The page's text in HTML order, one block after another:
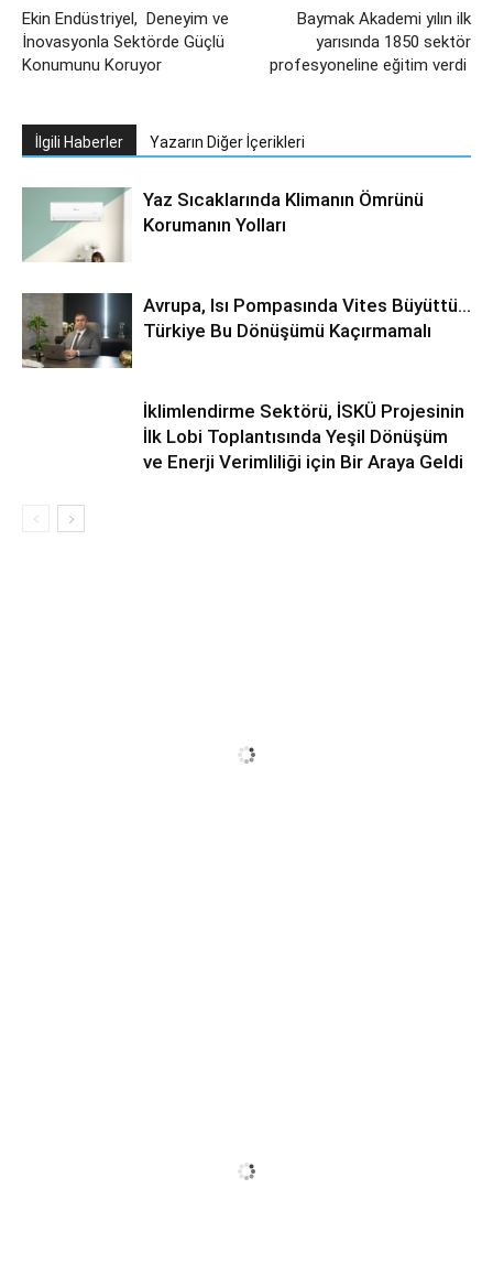
Ekin Endüstriyel, Deneyim ve
İnovasyonla Sektörde Güçlü
Konumunu Koruyor
Baymak Akademi yılın ilk
yarısında 1850 sektör
profesyoneline eğitim verdi
İlgili Haberler Yazarın Diğer İçerikleri
Yaz Sıcaklarında Klimanın Ömrünü
Korumanın Yolları
Avrupa, Isı Pompasında Vites Büyüttü…
Türkiye Bu Dönüşümü Kaçırmamalı
İklimlendirme Sektörü, İSKÜ Projesinin
İlk Lobi Toplantısında Yeşil Dönüşüm
ve Enerji Verimliliği için Bir Araya Geldi